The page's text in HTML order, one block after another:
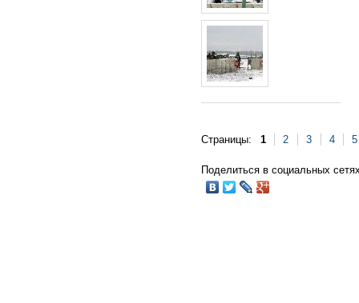
Страницы: 1 2 3 4 5
Поделиться в социальных